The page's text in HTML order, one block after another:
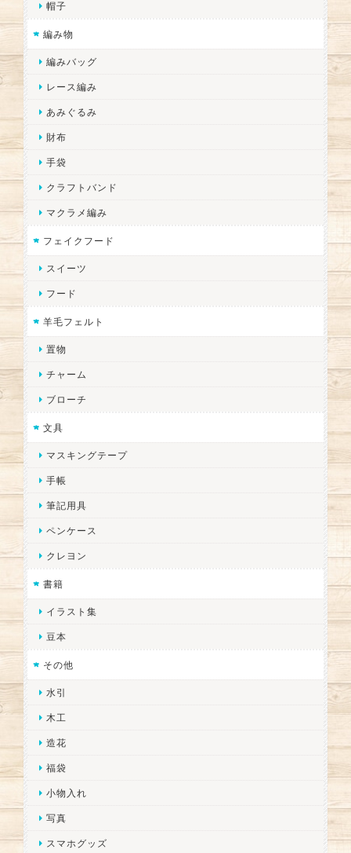
帽子
編み物
編みバッグ
レース編み
あみぐるみ
財布
手袋
クラフトバンド
マクラメ編み
フェイクフード
スイーツ
フード
羊毛フェルト
置物
チャーム
ブローチ
文具
マスキングテープ
手帳
筆記用具
ペンケース
クレヨン
書籍
イラスト集
豆本
その他
水引
木工
造花
福袋
小物入れ
写真
スマホグッズ